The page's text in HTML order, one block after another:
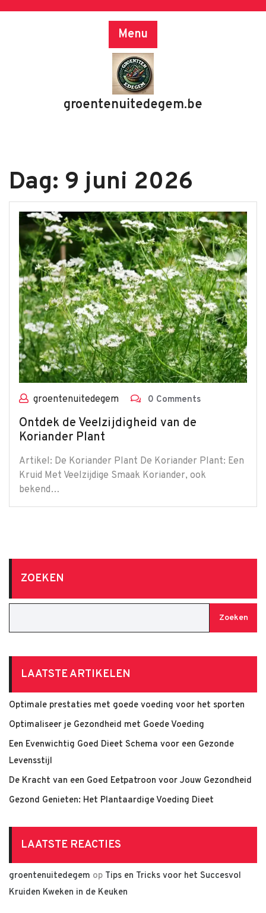
Menu
groentenuitedegem.be
Dag: 9 juni 2026
groentenuitedegem 0 Comments
Ontdek de Veelzijdigheid van de
Koriander Plant
Artikel: De Koriander Plant De Koriander Plant: Een
Kruid Met Veelzijdige Smaak Koriander, ook
bekend…
ZOEKEN
Zoeken
LAATSTE ARTIKELEN
Optimale prestaties met goede voeding voor het sporten
Optimaliseer je Gezondheid met Goede Voeding
Een Evenwichtig Goed Dieet Schema voor een Gezonde
Levensstijl
De Kracht van een Goed Eetpatroon voor Jouw Gezondheid
Gezond Genieten: Het Plantaardige Voeding Dieet
LAATSTE REACTIES
groentenuitedegem op Tips en Tricks voor het Succesvol
Kruiden Kweken in de Keuken